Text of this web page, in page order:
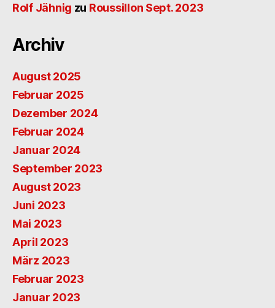
Rolf Jähnig zu Roussillon Sept. 2023
Archiv
August 2025
Februar 2025
Dezember 2024
Februar 2024
Januar 2024
September 2023
August 2023
Juni 2023
Mai 2023
April 2023
März 2023
Februar 2023
Januar 2023